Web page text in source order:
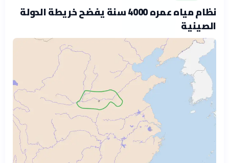
نظام مياه عمره 4000 سنة يفضح خريطة الدولة
الصينية